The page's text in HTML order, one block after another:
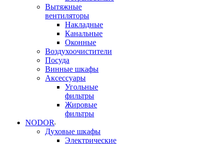
Вытяжные
вентиляторы
Накладные
Канальные
Оконные
Воздухоочистители
Посуда
Винные шкафы
Аксессуары
Угольные
фильтры
Жировые
фильтры
NODOR
Духовые шкафы
Электрические